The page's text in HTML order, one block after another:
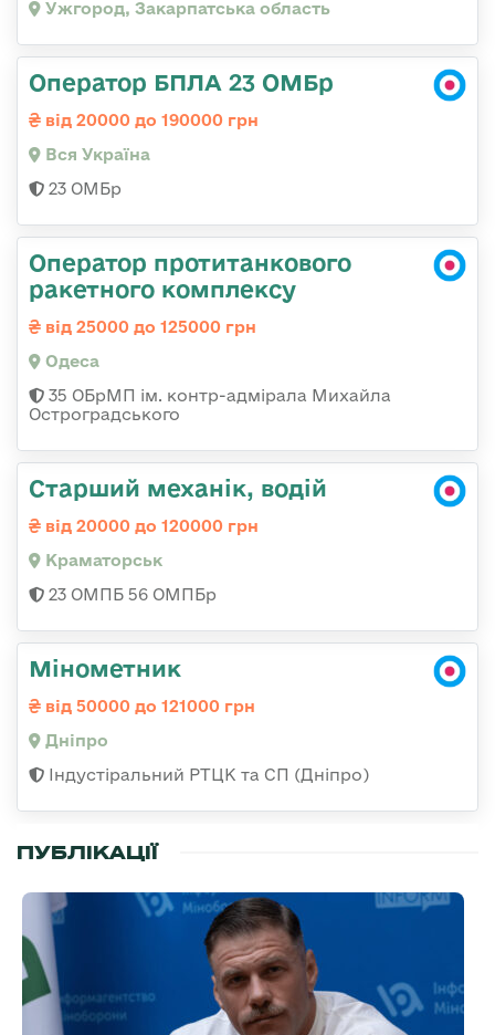
Ужгород, Закарпатська область
Оператор БПЛА 23 ОМБр
від 20000 до 190000 грн
Вся Україна
23 ОМБр
Оператор протитанкового
ракетного комплексу
від 25000 до 125000 грн
Одеса
35 ОБрМП ім. контр-адмірала Михайла
Остроградського
Старший механік, водій
від 20000 до 120000 грн
Краматорськ
23 ОМПБ 56 ОМПБр
Мінометник
від 50000 до 121000 грн
Дніпро
Індустіральний РТЦК та СП (Дніпро)
ПУБЛІКАЦІЇ